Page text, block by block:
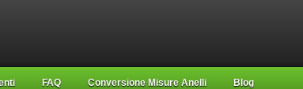
FAQ Conversione Misure Anelli Blog